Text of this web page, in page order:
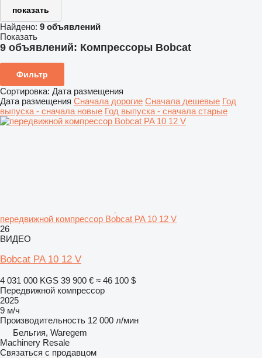
показать
Найдено: 9 объявлений
Показать
9 объявлений: Компрессоры Bobcat
Фильтр
Сортировка: Дата размещения
Дата размещения Сначала дорогие Сначала дешевые Год
выпуска - сначала новые Год выпуска - сначала старые
передвижной компрессор Bobcat PA 10 12 V
26
ВИДЕО
Bobcat PA 10 12 V
4 031 000 KGS 39 900 € ≈ 46 100 $
Передвижной компрессор
2025
9 м/ч
Производительность 12 000 л/мин
Бельгия, Waregem
Machinery Resale
Связаться с продавцом